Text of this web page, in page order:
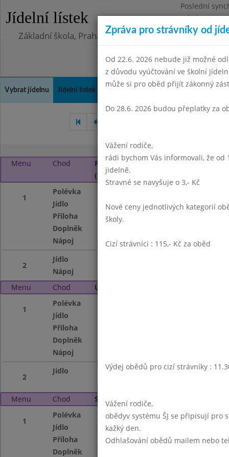
Jídelní lístek
Poslední
Středa
Základní škola, Praha 4, Na Líše 16
Vybrat jídelnu Jídelní lístek Kontakty a informace
Menu Chod
Pondělí 1. 6. 2026
(11:30 - 13:45)
1
Polévka
Jídlo
Rybí prsty
Příloha
Doplněk
Nápoj
ovocný nápoj,
2
Jídlo
Nápoj
Menu
Chod Úterý 2. 6. 2026 (11:30 - 13:45)
1
Polévka
Jídlo
Příloha
Doplněk
Nápoj
2
Jídlo
Houbové rizoto se
Menu
Chod Středa 3. 6. 2026 (11:30 - 13:45)
1
Polévka
Masový vývar s
Jídlo
Příloha
jasmínová rýže
Doplněk
Zpráva pro strávníky od
Od 22.6. 2026 nebude již možné
z důvodu vyúčtování ve školní
může si pro oběd přijít zákonný
Do 28.6. 2026 budou přeplatky za
Vážení rodiče,
rádi bychom Vás informovali, že od
jidelně.
Stravné se navyšuje o 3,- Kč
Nové ceny jednotlivých kategorií
školy.
Cizí strávníci : 115,- Kč za oběd
Výdej obědů pro cizí strávníky :
Vážení rodiče,
obědyv systému ŠJ se připisují pro
kažký den.
Odhlašování obědů mailem nebo